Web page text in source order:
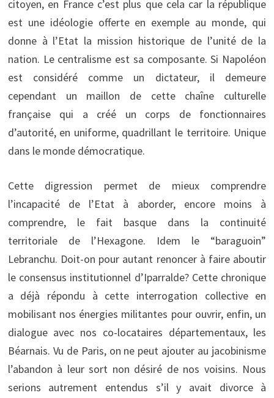
citoyen, en France c’est plus que cela car la république
est une idéologie offerte en exemple au monde, qui
donne à l’Etat la mission historique de l’unité de la
nation. Le centralisme est sa composante. Si Napoléon
est considéré comme un dictateur, il demeure
cependant un maillon de cette chaîne culturelle
française qui a créé un corps de fonctionnaires
d’autorité, en uniforme, quadrillant le territoire. Unique
dans le monde démocratique.
Cette digression permet de mieux comprendre
l’incapacité de l’Etat à aborder, encore moins à
comprendre, le fait basque dans la continuité
territoriale de l’Hexagone. Idem le “baraguoin”
Lebranchu. Doit-on pour autant renoncer à faire aboutir
le consensus institutionnel d’Iparralde? Cette chronique
a déjà répondu à cette interrogation collective en
mobilisant nos énergies militantes pour ouvrir, enfin, un
dialogue avec nos co-locataires départementaux, les
Béarnais. Vu de Paris, on ne peut ajouter au jacobinisme
l’abandon à leur sort non désiré de nos voisins. Nous
serions autrement entendus s’il y avait divorce à